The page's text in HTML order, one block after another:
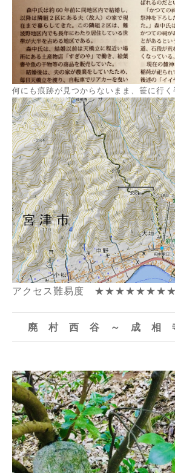
何にも痕跡が見つからないまま、笹に行
アクセス難易度
廃 村 西 谷 ～ 成 相